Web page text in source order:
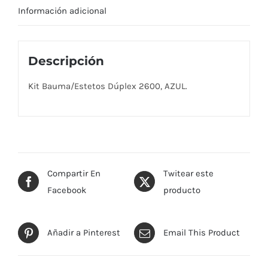
Información adicional
Descripción
Kit Bauma/Estetos Dúplex 2600, AZUL.
Compartir En
Facebook
Twitear este
producto
Añadir a Pinterest Email This Product